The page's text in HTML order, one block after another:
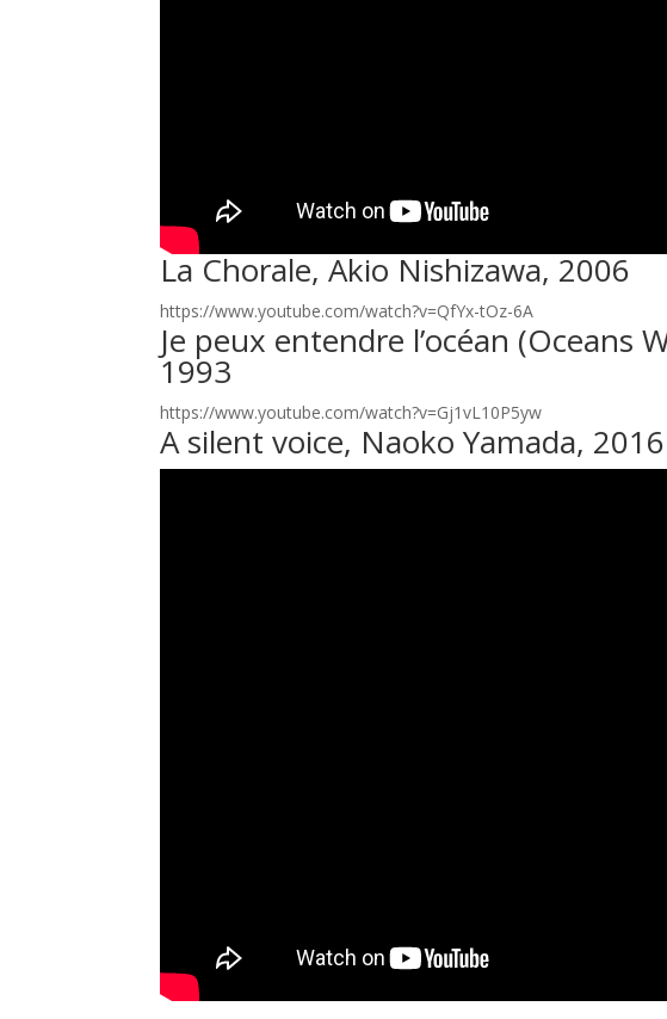
La Chorale, Akio Nishizawa, 2006
https://www.youtube.com/watch?v=QfYx-tOz-6A
Je peux entendre l’océan (Oceans
1993
https://www.youtube.com/watch?v=Gj1vL10P5yw
A silent voice, Naoko Yamada, 2016